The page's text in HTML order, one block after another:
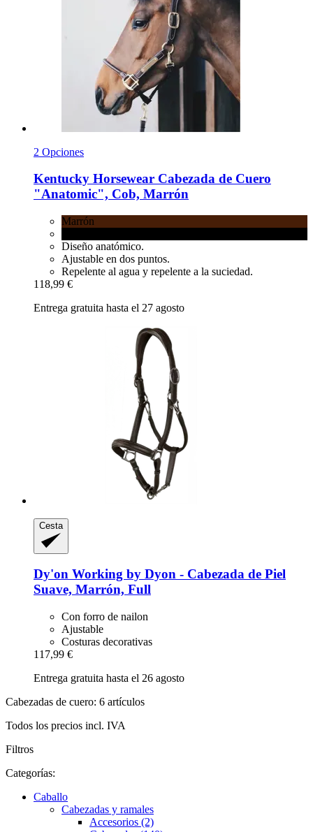
2 Opciones
Kentucky Horsewear Cabezada de Cuero
"Anatomic", Cob, Marrón
Marrón
Diseño anatómico.
Ajustable en dos puntos.
Repelente al agua y repelente a la suciedad.
118,99 €
Entrega gratuita hasta el 27 agosto
Cesta
Dy'on Working by Dyon -​ Cabezada de Piel
Suave, Marrón, Full
Con forro de nailon
Ajustable
Costuras decorativas
117,99 €
Entrega gratuita hasta el 26 agosto
Cabezadas de cuero: 6 artículos
Todos los precios incl. IVA
Filtros
Categorías:
Caballo
Cabezadas y ramales
Accesorios (2)